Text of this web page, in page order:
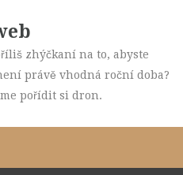
zhýčkaní na to, abyste
právě vhodná roční doba?
pořídit si dron.